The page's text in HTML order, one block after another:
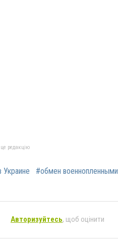
редакцію
Украине
#обмен военнопленными
Авторизуйтесь, щоб оцінити